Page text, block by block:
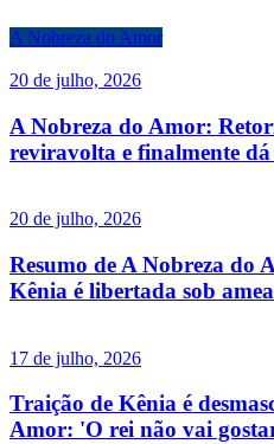
A Nobreza do Amor
20 de julho, 2026
A Nobreza do Amor:
reviravolta e finalmente
20 de julho, 2026
Resumo de A Nobreza do
Kênia é libertada sob
17 de julho, 2026
Traição de Kênia é
Amor: 'O rei não vai